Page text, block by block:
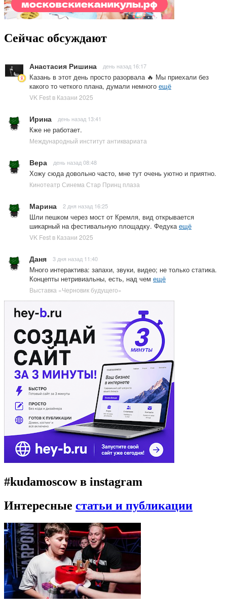
Сейчас обсуждают
Анастасия Ришина день назад 16:17
Казань в этот день просто разорвала 🔥 Мы приехали без
какого то четкого плана, думали немного ещё
VK Fest в Казани 2025
Ирина день назад 13:41
Кже не работает.
Международный институт антиквариата
Вера день назад 08:48
Хожу сюда довольно часто, мне тут очень уютно и приятно.
Кинотеатр Синема Стар Принц плаза
Марина 2 дня назад 16:25
Шли пешком через мост от Кремля, вид открывается
шикарный на фестивальную площадку. Федукаещё
VK Fest в Казани 2025
Даня 3 дня назад 11:40
Много интерактива: запахи, звуки, видео; не только статика.
Концепты нетривиальны, есть, над чем ещё
Выставка «Черновик будущего»
#kudamoscow в instagram
Интересные статьи и публикации